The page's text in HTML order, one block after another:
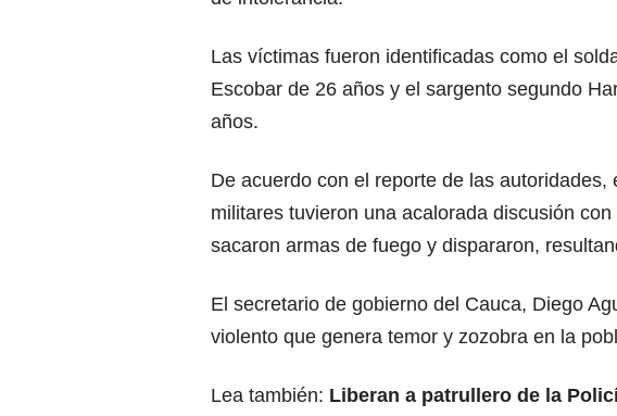
Las víctimas fueron identificadas como el
Escobar de 26 años y el sargento segundo
años.
De acuerdo con el reporte de las
militares tuvieron una acalorada discusión
sacaron armas de fuego y dispararon,
El secretario de gobierno del Cauca, Diego
violento que genera temor y zozobra en la
Lea también: Liberan a patrullero de la